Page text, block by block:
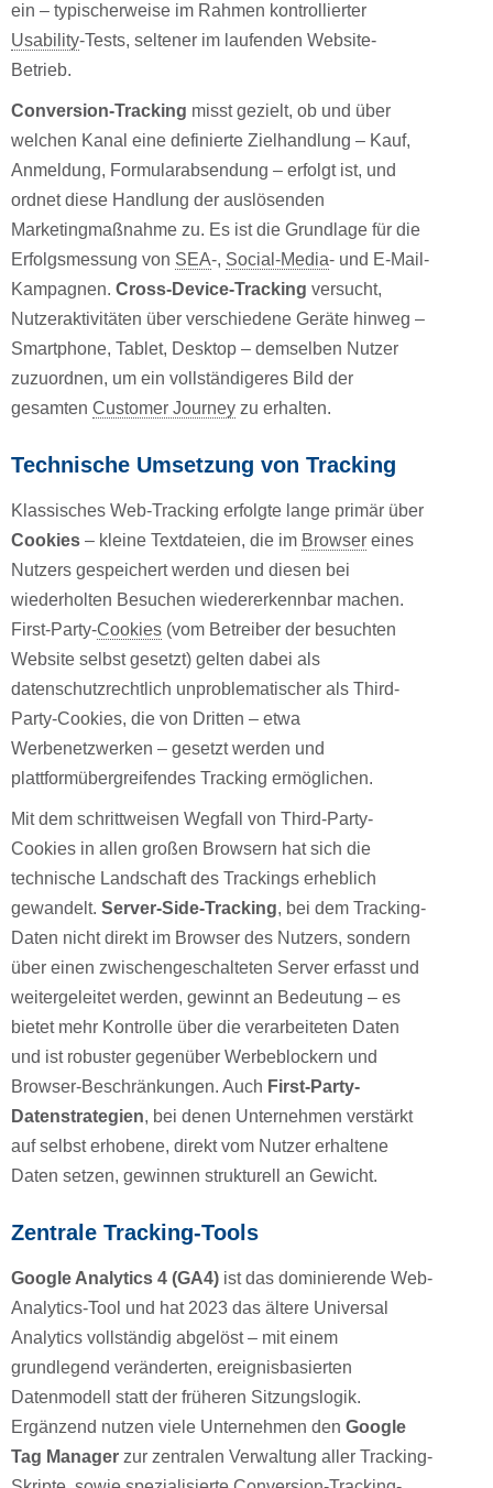
ein – typischerweise im Rahmen kontrollierter
Usability-Tests, seltener im laufenden Website-
Betrieb.
Conversion-Tracking misst gezielt, ob und über
welchen Kanal eine definierte Zielhandlung – Kauf,
Anmeldung, Formularabsendung – erfolgt ist, und
ordnet diese Handlung der auslösenden
Marketingmaßnahme zu. Es ist die Grundlage für die
Erfolgsmessung von SEA-, Social-Media- und E-Mail-
Kampagnen. Cross-Device-Tracking versucht,
Nutzeraktivitäten über verschiedene Geräte hinweg –
Smartphone, Tablet, Desktop – demselben Nutzer
zuzuordnen, um ein vollständigeres Bild der
gesamten Customer Journey zu erhalten.
Technische Umsetzung von Tracking
Klassisches Web-Tracking erfolgte lange primär über
Cookies – kleine Textdateien, die im Browser eines
Nutzers gespeichert werden und diesen bei
wiederholten Besuchen wiedererkennbar machen.
First-Party-Cookies (vom Betreiber der besuchten
Website selbst gesetzt) gelten dabei als
datenschutzrechtlich unproblematischer als Third-
Party-Cookies, die von Dritten – etwa
Werbenetzwerken – gesetzt werden und
plattformübergreifendes Tracking ermöglichen.
Mit dem schrittweisen Wegfall von Third-Party-
Cookies in allen großen Browsern hat sich die
technische Landschaft des Trackings erheblich
gewandelt. Server-Side-Tracking, bei dem Tracking-
Daten nicht direkt im Browser des Nutzers, sondern
über einen zwischengeschalteten Server erfasst und
weitergeleitet werden, gewinnt an Bedeutung – es
bietet mehr Kontrolle über die verarbeiteten Daten
und ist robuster gegenüber Werbeblockern und
Browser-Beschränkungen. Auch First-Party-
Datenstrategien, bei denen Unternehmen verstärkt
auf selbst erhobene, direkt vom Nutzer erhaltene
Daten setzen, gewinnen strukturell an Gewicht.
Zentrale Tracking-Tools
Google Analytics 4 (GA4) ist das dominierende Web-
Analytics-Tool und hat 2023 das ältere Universal
Analytics vollständig abgelöst – mit einem
grundlegend veränderten, ereignisbasierten
Datenmodell statt der früheren Sitzungslogik.
Ergänzend nutzen viele Unternehmen den Google
Tag Manager zur zentralen Verwaltung aller Tracking-